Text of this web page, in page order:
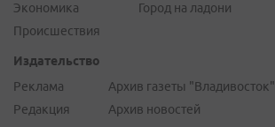
Экономика
Происшествия
Город на ладони
Издательство
Реклама
Редакция
Архив газеты "Владивосток"
Архив новостей